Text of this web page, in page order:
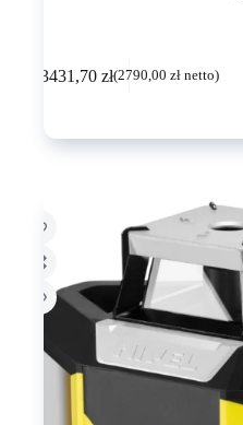
3431,70 zł(2790,00 złnetto)